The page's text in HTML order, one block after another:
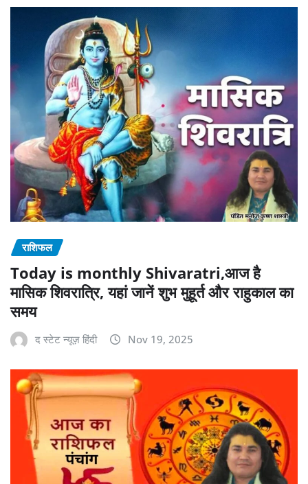
राशिफल
Today is monthly Shivaratri,आज है
मासिक शिवरात्रि, यहां जानें शुभ मुहूर्त और राहुकाल का
समय
द स्टेट न्यूज़ हिंदी Nov 19, 2025